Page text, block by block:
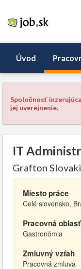
Úvod
Spoločnosť
jej uverejnenie.
IT
Grafton
Miesto práce
Celé slovensko,
Pracovná oblasť
Gastronómia
Zmluvný vzťah
Pracovná zmluva